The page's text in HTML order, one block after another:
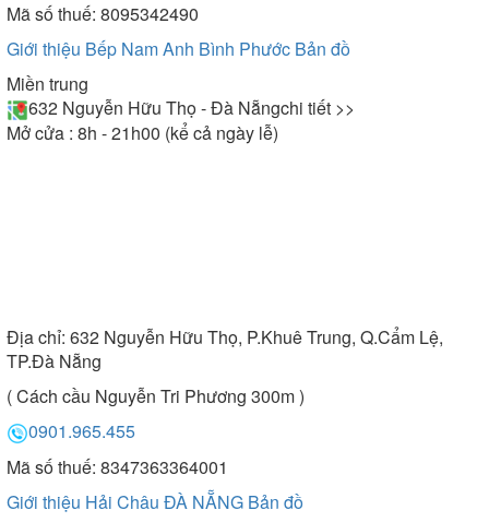
Mã số thuế: 8095342490
Giới thiệu Bếp Nam Anh Bình Phước Bản đồ
Miền trung
632 Nguyễn Hữu Thọ - Đà Nẵngchi tiết >>
Mở cửa : 8h - 21h00 (kể cả ngày lễ)
Địa chỉ: 632 Nguyễn Hữu Thọ, P.Khuê Trung, Q.Cẩm Lệ,
TP.Đà Nẵng
( Cách cầu Nguyễn Tri Phương 300m )
0901.965.455
Mã số thuế: 8347363364001
Giới thiệu Hải Châu ĐÀ NẴNG Bản đồ